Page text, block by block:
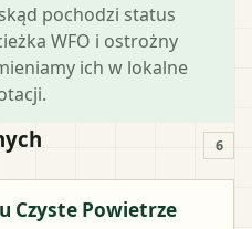
pochodzi status
WFO i ostrożny
ich w lokalne
6
Czyste Powietrze